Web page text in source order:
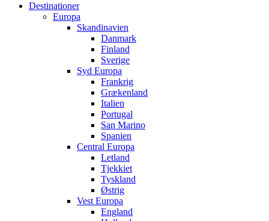
Destinationer
Europa
Skandinavien
Danmark
Finland
Sverige
Syd Europa
Frankrig
Grækenland
Italien
Portugal
San Marino
Spanien
Central Europa
Letland
Tjekkiet
Tyskland
Østrig
Vest Europa
England